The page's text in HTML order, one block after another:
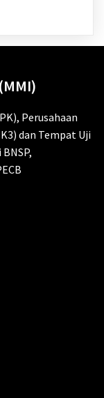
Perusahaan
dan Tempat Uji